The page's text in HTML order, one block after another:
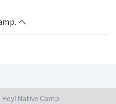
へ
Hey! Native Camp